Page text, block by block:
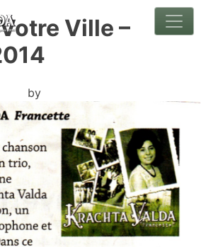
Ville –
by